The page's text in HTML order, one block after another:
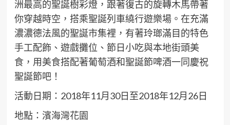
洲最高的聖誕樹彩燈，跟著復古的旋轉木馬帶著
你穿越時空，搭乘聖誕列車繞行遊樂場。在充滿
濃濃德法風的聖誕市集裡，有著玲瑯滿目的特色
手工配飾、遊戲攤位、節日小吃與本地街頭美
食，用美食搭配著葡萄酒和聖誕節啤酒一同慶祝
聖誕節吧！
活動日期：2018年11月30日至2018年12月26日
地點：濱海灣花園